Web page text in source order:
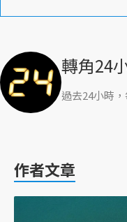
轉角24
過去24小時
作者文章